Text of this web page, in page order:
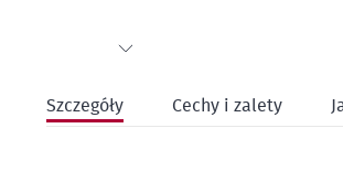
na
początek
Szczegóły Cechy i zalety